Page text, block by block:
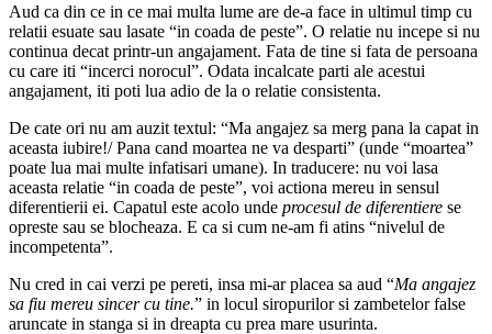
Aud ca din ce in ce mai multa lume are de-a face in ultimul timp cu
relatii esuate sau lasate “in coada de peste”. O relatie nu incepe si nu
continua decat printr-un angajament. Fata de tine si fata de persoana
cu care iti “incerci norocul”. Odata incalcate parti ale acestui
angajament, iti poti lua adio de la o relatie consistenta.
De cate ori nu am auzit textul: “Ma angajez sa merg pana la capat in
aceasta iubire!/ Pana cand moartea ne va desparti” (unde “moartea”
poate lua mai multe infatisari umane). In traducere: nu voi lasa
aceasta relatie “in coada de peste”, voi actiona mereu in sensul
diferentierii ei. Capatul este acolo unde procesul de diferentiere se
opreste sau se blocheaza. E ca si cum ne-am fi atins “nivelul de
incompetenta”.
Nu cred in cai verzi pe pereti, insa mi-ar placea sa aud “Ma angajez
sa fiu mereu sincer cu tine.” in locul siropurilor si zambetelor false
aruncate in stanga si in dreapta cu prea mare usurinta.